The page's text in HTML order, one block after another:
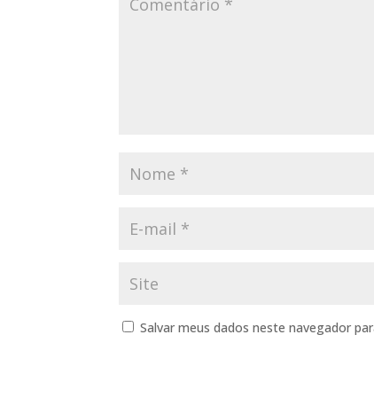
Salvar meus dados neste navegador